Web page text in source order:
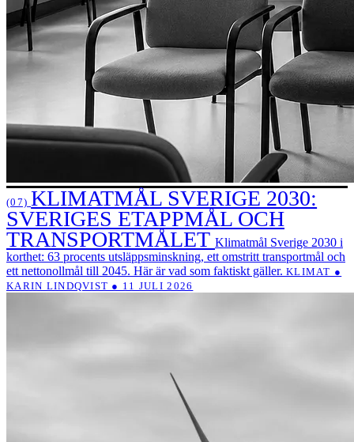
(07) KLIMATMÅL SVERIGE 2030:
SVERIGES ETAPPMÅL OCH
TRANSPORTMÅLET Klimatmål Sverige 2030 i
korthet: 63 procents utsläppsminskning, ett omstritt transportmål och
ett nettonollmål till 2045. Här är vad som faktiskt gäller. KLIMAT ●
KARIN LINDQVIST ● 11 JULI 2026